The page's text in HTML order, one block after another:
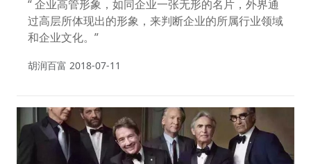
“ 企业高管形象，如同企业一张无形的名片，外界通
过高层所体现出的形象，来判断企业的所属行业领域
和企业文化。”
胡润百富 2018-07-11